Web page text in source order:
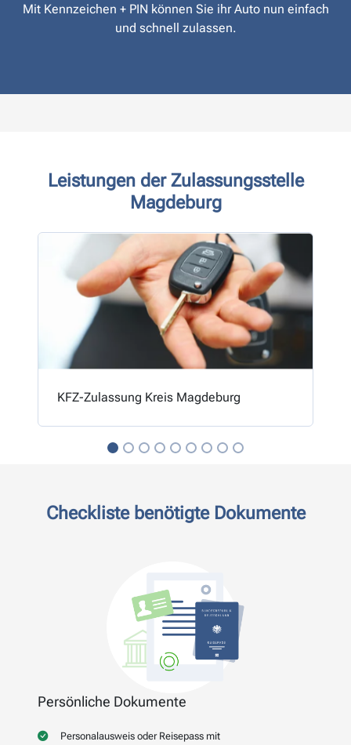
Mit Kennzeichen + PIN können Sie ihr Auto nun einfach
und schnell zulassen.
Leistungen der Zulassungsstelle
Magdeburg
KFZ-Zulassung Kreis Magdeburg
Checkliste benötigte Dokumente
Persönliche Dokumente
Personalausweis oder Reisepass mit